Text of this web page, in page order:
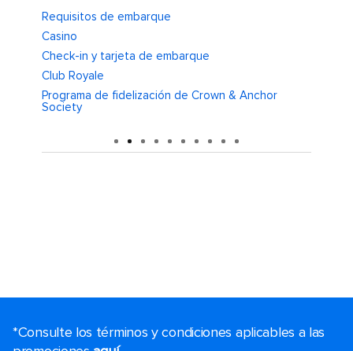
Requisitos de embarque
Casino
Check-in y tarjeta de embarque
Club Royale
Programa de fidelización de Crown & Anchor
Society
*Consulte los términos y condiciones aplicables a las